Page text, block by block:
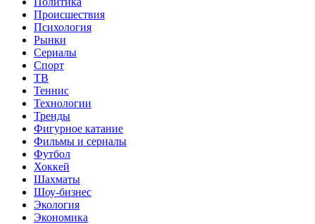
Происшествия
Психология
Рынки
Сериалы
Спорт
ТВ
Теннис
Технологии
Тренды
Фигурное катание
Фильмы и сериалы
Футбол
Хоккей
Шахматы
Шоу-бизнес
Экология
Экономика